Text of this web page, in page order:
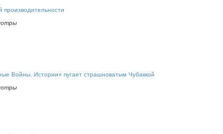
производительности
Войны. Истории» пугает страшноватым Чубаккой